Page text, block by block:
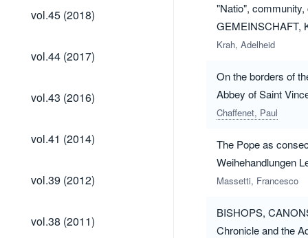
vol.45
(2018)
vol.45 (2018)
vol.44
(2017)
vol.44 (2017)
vol.43
(2016)
vol.43 (2016)
vol.41
(2014)
vol.41 (2014)
vol.39
(2012)
vol.39 (2012)
vol.38
(2011)
vol.38 (2011)
"Natio",
GEMEINSCHAFT,
Krah, Adelheid
On the borders of
Abbey of Saint
Chaffenet, Paul
The Pope as
Weihehandlungen
Massetti, Francesco
BISHOPS,
Chronicle and the